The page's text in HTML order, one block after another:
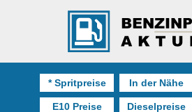
* Spritpreise In der Nähe
E10 Preise Dieselpreise